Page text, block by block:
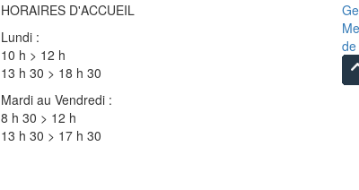
HORAIRES D'ACCUEIL
Lundi :
10 h > 12 h
13 h 30 > 18 h 30
Mardi au Vendredi :
8 h 30 > 12 h
13 h 30 > 17 h 30